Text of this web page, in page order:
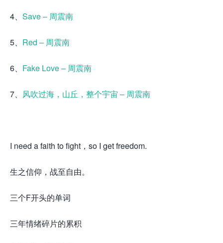
4、 Save – 周震南
5、 Red – 周震南
6、 Fake Love – 周震南
7、 风吹过海，山丘，整个宇宙 – 周震南
I need a faith to fight，so I get freedom.
生之信仰，战至自由。
三个F开头的单词
三年情绪碎片的累积